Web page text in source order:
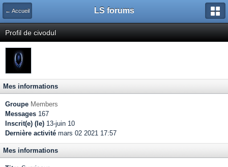
← Accueil LS forums
Profil de civodul
Mes informations
Groupe Members
Messages 167
Inscrit(e) (le) 13-juin 10
Dernière activité mars 02 2021 17:57
Mes informations